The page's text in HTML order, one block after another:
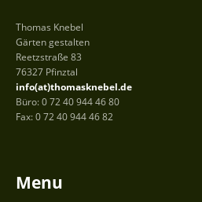
Thomas Knebel
Gärten gestalten
Reetzstraße 83
76327 Pfinztal
info(at)thomasknebel.de
Büro: 0 72 40 944 46 80
Fax: 0 72 40 944 46 82
Menu